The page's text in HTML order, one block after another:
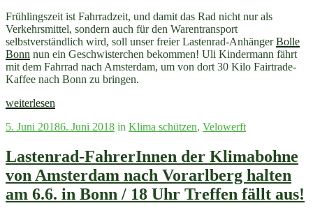
Frühlingszeit ist Fahrradzeit, und damit das Rad nicht nur als
Verkehrsmittel, sondern auch für den Warentransport
selbstverständlich wird, soll unser freier Lastenrad-AnhängerBolle
Bonn nun ein Geschwisterchen bekommen! Uli Kindermann fährt
mit dem Fahrrad nach Amsterdam, um von dort 30 Kilo Fairtrade-
Kaffee nach Bonn zu bringen.
„Stadtwandelnews
+
+
Zur
Nachahmung
empfohlen
+
weiterlesen
Veröffentlicht
5. Juni 20186. Juni 2018 in Klima schützen, Velowerft
Lastenrad-FahrerInnen der Klimabohne
von Amsterdam nach Vorarlberg halten
am 6.6. in Bonn / 18 Uhr Treffen fällt aus!